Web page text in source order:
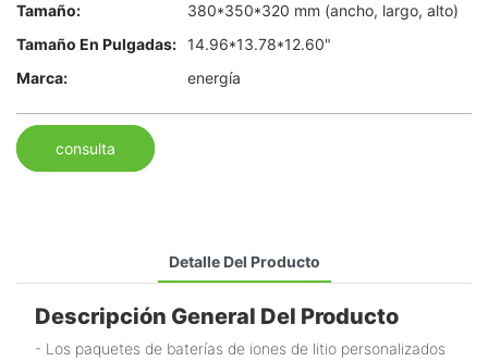
Tamaño:
380*350*320 mm (ancho, largo, alto)
Tamaño En Pulgadas:
14.96*13.78*12.60"
Marca:
energía
consulta
Detalle Del Producto
Descripción General Del Producto
- Los paquetes de baterías de iones de litio personalizados